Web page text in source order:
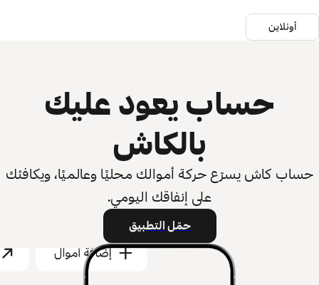
أونلاين
حساب يعود عليك
بالكاش
حساب كاش يسرّع حركة أموالك محليًا وعالميًا، ويكافئك
على إنفاقك اليومي.
حمّل التطبيق